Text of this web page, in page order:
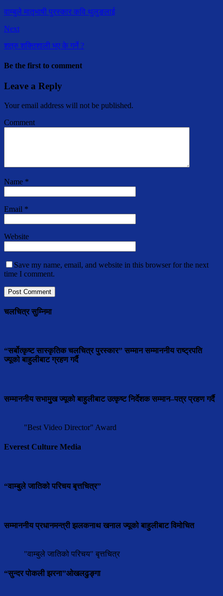
वाम्बुले मातृभाषी पुरस्कार कवि थुलुङलाई
Next
शत्रु शक्तिशाली भए के गर्ने ?
Be the first to comment
Leave a Reply
Your email address will not be published.
Comment
Name *
Email *
Website
Save my name, email, and website in this browser for the next
time I comment.
चलचित्र सुम्निमा
“सर्बोत्कृष्ट सास्कृतिक चलचित्र पुरस्कार” सम्मान सम्माननीय राष्ट्रपति
ज्यूको बाहुलीबाट ग्रहण गर्दै
सम्माननीय सभामुुख ज्यूको बाहुलीबाट उत्कृष्ट निर्देशक सम्मान–पत्र प्रहण गर्दै
"Best Video Director" Award
Everest Culture Media
“वाम्बुले जातिको परिचय बृत्तचित्र”
सम्माननीय प्रधानमन्त्री झलकनाथ खनाल ज्यूको बाहुलीबाट विमोचित
"वाम्बुले जातिको परिचय" बृत्तचित्र
“सुन्दर पोकली झरना”ओखलढुङ्गा